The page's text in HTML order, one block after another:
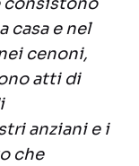
casa e nel
cenoni,
atti di
anziani e i
che